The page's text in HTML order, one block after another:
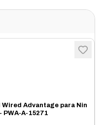
Advantage para Nin
PWA-A-15271